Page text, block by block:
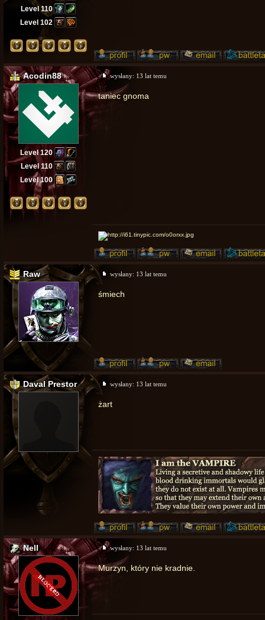
Level 110
Level 102
Acodin88
Level 120
Level 110
Level 100
wysłany: 13 lat temu
taniec gnoma
Raw wysłany: 13 lat temu
śmiech
Daval Prestor wysłany: 13 lat temu
żart
Nell wysłany: 13 lat temu
Murzyn, który nie kradnie.